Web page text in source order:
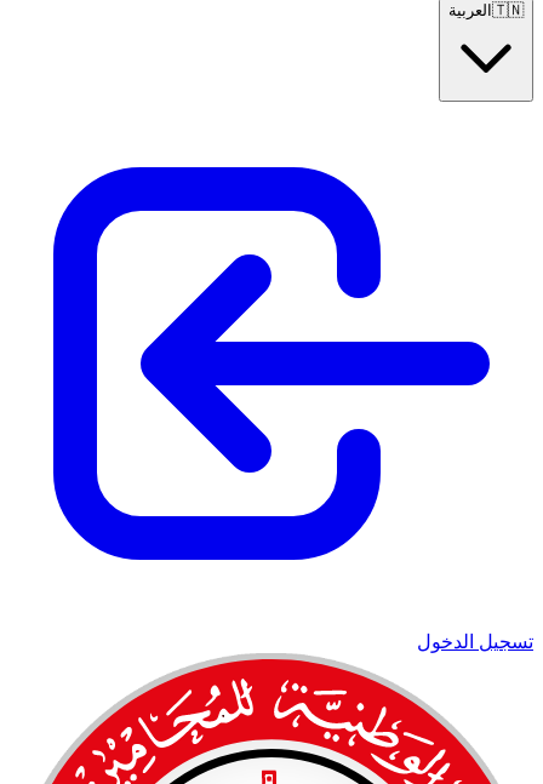
🇹🇳 العربية
تسجيل الدخول